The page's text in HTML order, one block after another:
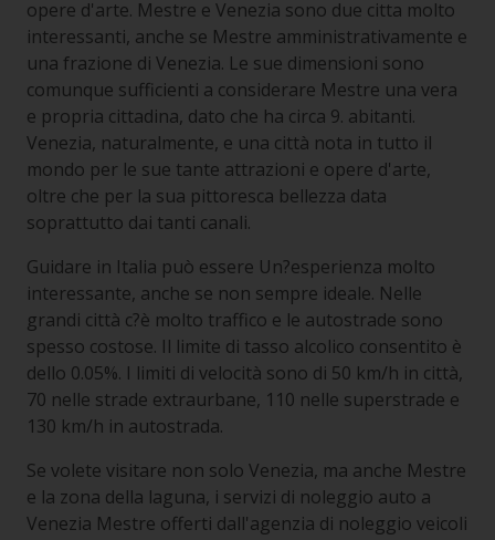
opere d'arte. Mestre e Venezia sono due citta molto
interessanti, anche se Mestre amministrativamente e
una frazione di Venezia. Le sue dimensioni sono
comunque sufficienti a considerare Mestre una vera
e propria cittadina, dato che ha circa 9. abitanti.
Venezia, naturalmente, e una città nota in tutto il
mondo per le sue tante attrazioni e opere d'arte,
oltre che per la sua pittoresca bellezza data
soprattutto dai tanti canali.
Guidare in Italia può essere Un?esperienza molto
interessante, anche se non sempre ideale. Nelle
grandi città c?è molto traffico e le autostrade sono
spesso costose. Il limite di tasso alcolico consentito è
dello 0.05%. I limiti di velocità sono di 50 km/h in città,
70 nelle strade extraurbane, 110 nelle superstrade e
130 km/h in autostrada.
Se volete visitare non solo Venezia, ma anche Mestre
e la zona della laguna, i servizi di noleggio auto a
Venezia Mestre offerti dall'agenzia di noleggio veicoli